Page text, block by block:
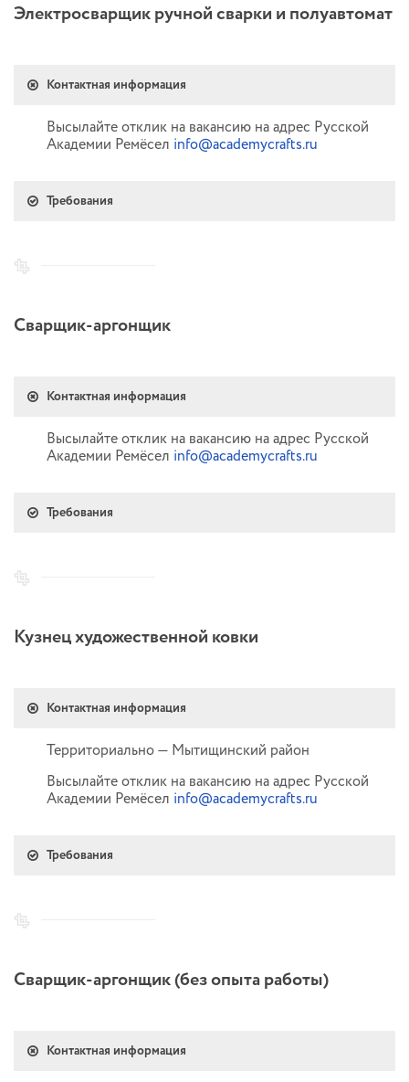
Электросварщик ручной сварки и полуавтомат
Контактная информация
Высылайте отклик на вакансию на адрес Русской
Академии Ремёсел info@academycrafts.ru
Требования
Сварщик-аргонщик
Контактная информация
Высылайте отклик на вакансию на адрес Русской
Академии Ремёсел info@academycrafts.ru
Требования
Кузнец художественной ковки
Контактная информация
Территориально — Мытищинский район
Высылайте отклик на вакансию на адрес Русской
Академии Ремёсел info@academycrafts.ru
Требования
Сварщик-аргонщик (без опыта работы)
Контактная информация